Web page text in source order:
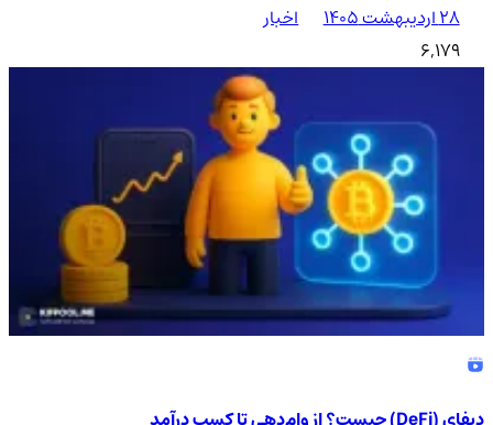
۲۸ اردیبهشت ۱۴۰۵
اخبار
6,179